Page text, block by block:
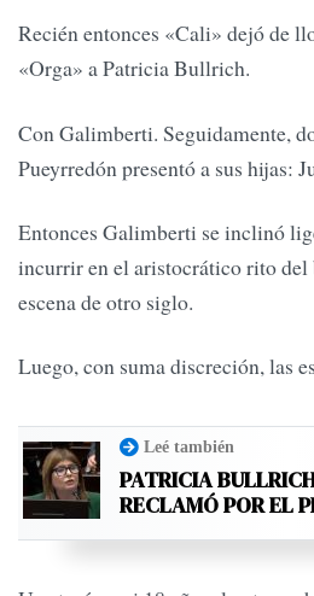
Recién entonces «Cali» dejó de
«Orga» a Patricia Bullrich.
Con Galimberti. Seguidamente,
Pueyrredón presentó a sus hijas:
Entonces Galimberti se inclinó
incurrir en el aristocrático rito del
escena de otro siglo.
Luego, con suma discreción, las
Leé también
PATRICIA
RECLAMÓ POR EL